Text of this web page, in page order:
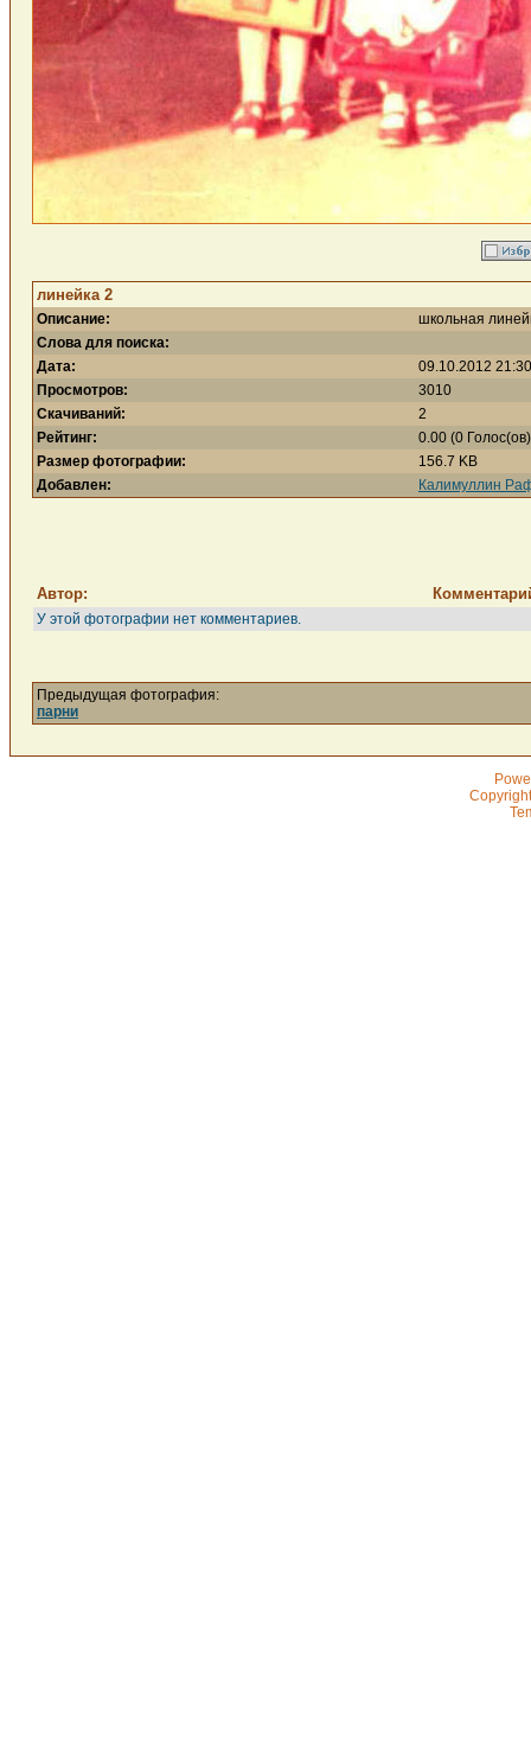
линейка 2
Описание:
школьная
Слова для поиска:
Дата:
09.10.2012 21:30
Просмотров:
3010
Скачиваний:
2
Рейтинг:
0.00 (0
Размер фотографии:
156.7 KB
Добавлен:
Калимуллин
Автор:
У этой фотографии нет комментариев.
Предыдущая фотография:
парни